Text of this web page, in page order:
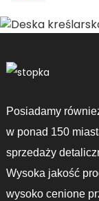
Posiadamy
w ponad 150
sprzedaży
Wysoka jakość
wysoko cenione